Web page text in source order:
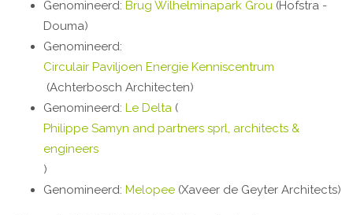
Genomineerd: Brug Wilhelminapark Grou (Hofstra -
Douma)
Genomineerd:
Circulair Paviljoen Energie Kenniscentrum
(Achterbosch Architecten)
Genomineerd: Le Delta (
Philippe Samyn and partners sprl, architects &
engineers
)
Genomineerd: Melopee (Xaveer de Geyter Architects)